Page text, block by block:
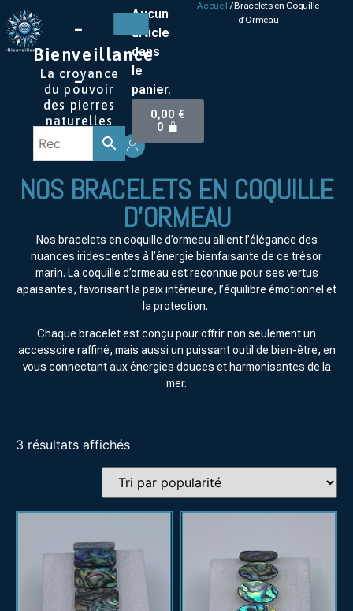
–
Bienveillance
–
La croyance
du pouvoir
des pierres
naturelles
Aucun
article
dans
le
panier.
0,00€
0
Accueil / Bracelets en Coquille
d’Ormeau
NOS BRACELETS EN COQUILLE
D'ORMEAU
Nos bracelets en coquille d’ormeau allient l’élégance des
nuances iridescentes à l’énergie bienfaisante de ce trésor
marin. La coquille d’ormeau est reconnue pour ses vertus
apaisantes, favorisant la paix intérieure, l’équilibre émotionnel et
la protection.
Chaque bracelet est conçu pour offrir non seulement un
accessoire raffiné, mais aussi un puissant outil de bien-être, en
vous connectant aux énergies douces et harmonisantes de la
mer.
3 résultats affichés